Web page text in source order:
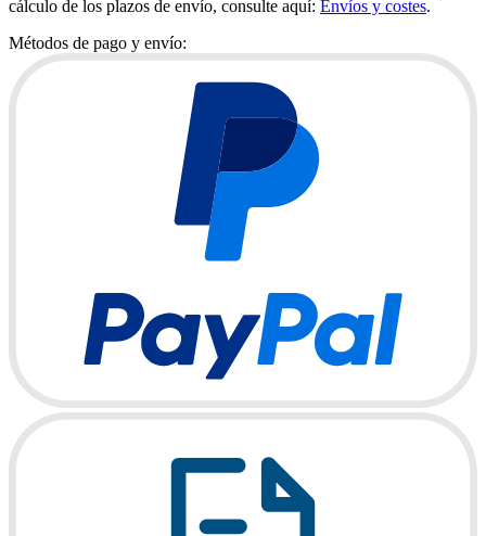
cálculo de los plazos de envío, consulte aquí: Envíos y costes.
Métodos de pago y envío: